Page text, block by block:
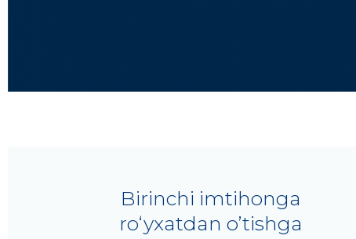
Birinchi imtihonga
roʻyxatdan o’tishga